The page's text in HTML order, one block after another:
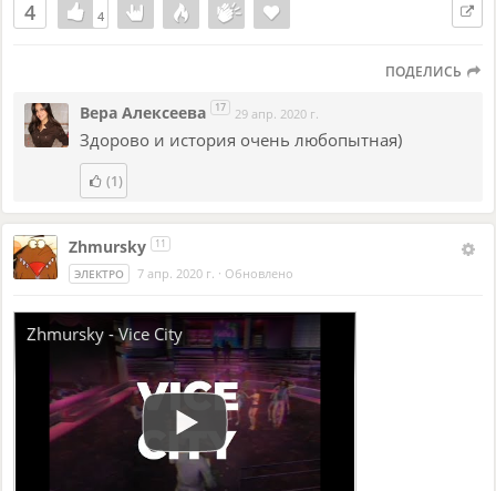
4 4
4
ПОДЕЛИСЬ
Вера Алексеева 17 29 апр. 2020 г.
Здорово и история очень любопытная)
(1)
Zhmursky 11
ЭЛЕКТРО 7 апр. 2020 г. · Обновлено
Zhmursky - Vice City